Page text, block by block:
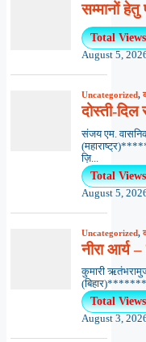
सम्मानों हेतु
Total
August 5,
Uncategorized,
दोस्ती-
संजय एम.
ज़ि...
Total
August 5,
Uncategorized,
नीरा आर्य
कुमारी
Total
August 3,